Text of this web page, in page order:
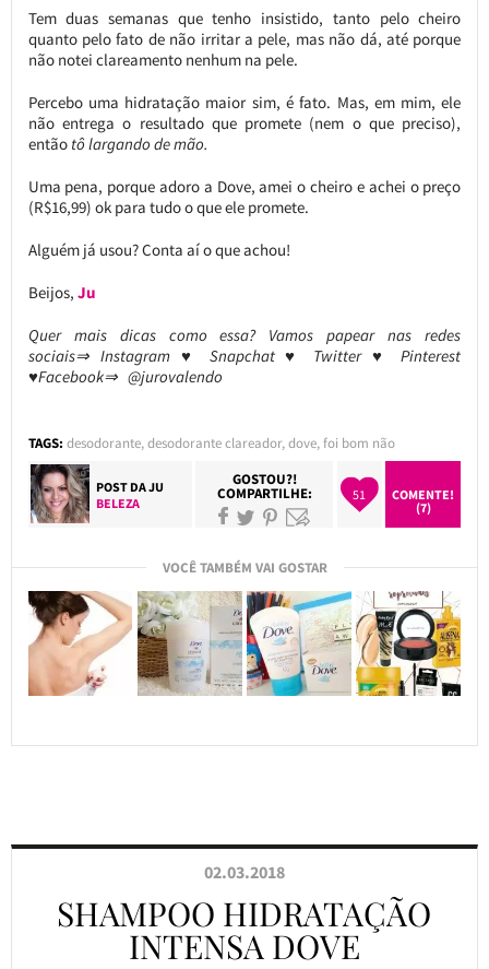
Tem duas semanas que tenho insistido, tanto pelo cheiro
quanto pelo fato de não irritar a pele, mas não dá, até porque
não notei clareamento nenhum na pele.
Percebo uma hidratação maior sim, é fato. Mas, em mim, ele
não entrega o resultado que promete (nem o que preciso),
então tô largando de mão.
Uma pena, porque adoro a Dove, amei o cheiro e achei o preço
(R$16,99) ok para tudo o que ele promete.
Alguém já usou? Conta aí o que achou!
Beijos, Ju
Quer mais dicas como essa? Vamos papear nas redes
sociais⇒ Instagram ♥ Snapchat ♥ Twitter ♥ Pinterest
♥Facebook⇒ @jurovalendo
TAGS: desodorante,desodorante clareador,dove,foi bom não
POST DAJU
BELEZA
GOSTOU?!
COMPARTILHE: 51
COMENTE!
(7)
VOCÊ TAMBÉM VAI GOSTAR
02.03.2018
SHAMPOO HIDRATAÇÃO
INTENSA DOVE